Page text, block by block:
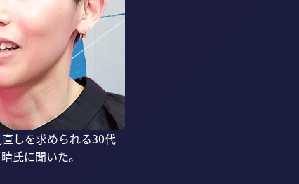
しを求められる30代
氏に聞いた。